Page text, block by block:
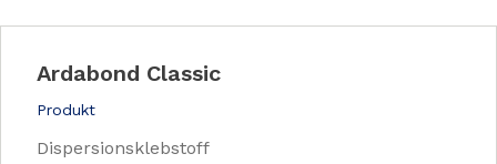
Ardabond Classic
Produkt
Dispersionsklebstoff